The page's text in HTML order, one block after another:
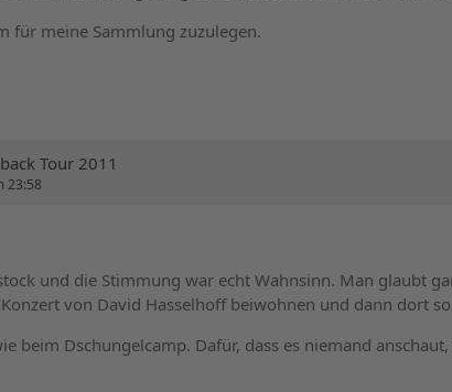
für meine Sammlung zuzulegen.
Tour 2011
23:58
und die Stimmung war echt Wahnsinn. Man glaubt
von David Hasselhoff beiwohnen und dann dort
beim Dschungelcamp. Dafür, dass es niemand